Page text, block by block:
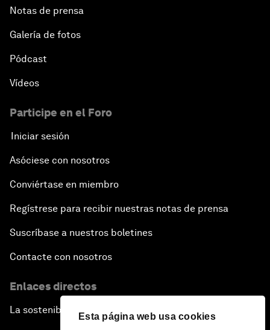
Esta página web usa cookies
Notas de prensa
Galería de fotos
Pódcast
Vídeos
Participe en el Foro
Iniciar sesión
Asóciese con nosotros
Conviértase en miembro
Regístrese para recibir nuestras notas de prensa
Suscríbase a nuestros boletines
Contacte con nosotros
Enlaces directos
La sostenibilidad en el Foro